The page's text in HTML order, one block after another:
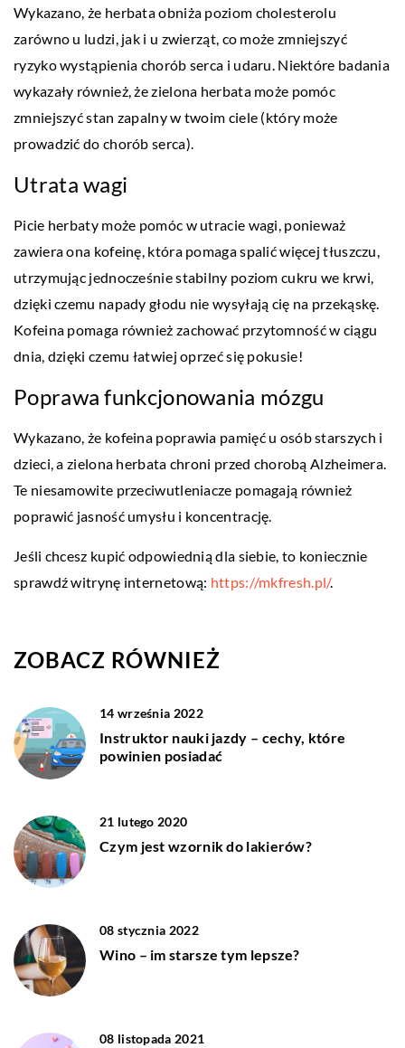
Wykazano, że herbata obniża poziom cholesterolu
zarówno u ludzi, jak i u zwierząt, co może zmniejszyć
ryzyko wystąpienia chorób serca i udaru. Niektóre badania
wykazały również, że zielona herbata może pomóc
zmniejszyć stan zapalny w twoim ciele (który może
prowadzić do chorób serca).
Utrata wagi
Picie herbaty może pomóc w utracie wagi, ponieważ
zawiera ona kofeinę, która pomaga spalić więcej tłuszczu,
utrzymując jednocześnie stabilny poziom cukru we krwi,
dzięki czemu napady głodu nie wysyłają cię na przekąskę.
Kofeina pomaga również zachować przytomność w ciągu
dnia, dzięki czemu łatwiej oprzeć się pokusie!
Poprawa funkcjonowania mózgu
Wykazano, że kofeina poprawia pamięć u osób starszych i
dzieci, a zielona herbata chroni przed chorobą Alzheimera.
Te niesamowite przeciwutleniacze pomagają również
poprawić jasność umysłu i koncentrację.
Jeśli chcesz kupić odpowiednią dla siebie, to koniecznie
sprawdź witrynę internetową: https://mkfresh.pl/.
ZOBACZ RÓWNIEŻ
14 września 2022
Instruktor nauki jazdy – cechy, które
powinien posiadać
21 lutego 2020
Czym jest wzornik do lakierów?
08 stycznia 2022
Wino – im starsze tym lepsze?
08 listopada 2021